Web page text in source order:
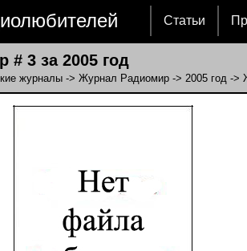
Статьи
3 за 2005 год
журналы -> Журнал Радиомир -> 2005 год ->